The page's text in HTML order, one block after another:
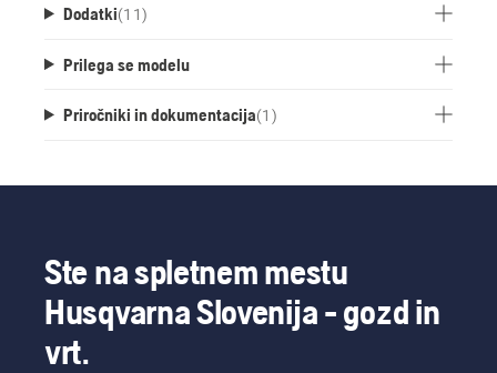
Dodatki(11)
Prilega se modelu
Priročniki in dokumentacija(1 )
Ste na spletnem mestu
Husqvarna Slovenija - gozd in
vrt.